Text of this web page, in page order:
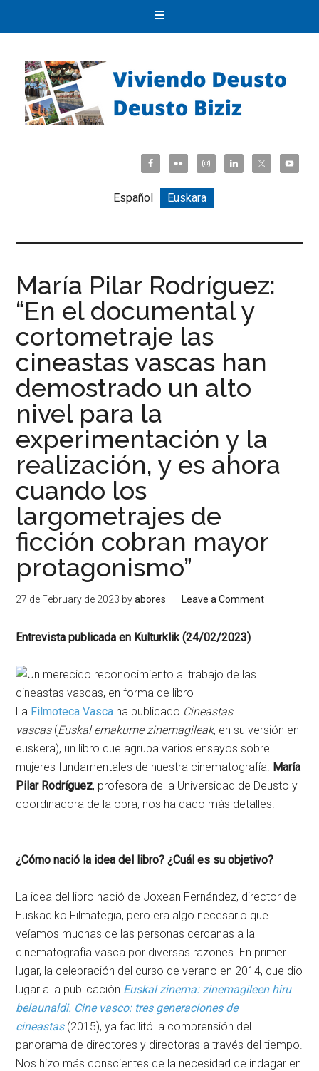
Español Euskara
María Pilar Rodríguez:
“En el documental y
cortometraje las
cineastas vascas han
demostrado un alto
nivel para la
experimentación y la
realización, y es ahora
cuando los
largometrajes de
ficción cobran mayor
protagonismo”
27 de February de 2023 byabores Leave a Comment
Entrevista publicada en Kulturklik (24/02/2023)
La Filmoteca Vasca ha publicado Cineastas
vascas(Euskal emakume zinemagileak, en su versión en
euskera), un libro que agrupa varios ensayos sobre
mujeres fundamentales de nuestra cinematografía. María
Pilar Rodríguez, profesora de la Universidad de Deusto y
coordinadora de la obra, nos ha dado más detalles.
¿Cómo nació la idea del libro? ¿Cuál es su objetivo?
La idea del libro nació de Joxean Fernández, director de
Euskadiko Filmategia, pero era algo necesario que
veíamos muchas de las personas cercanas a la
cinematografía vasca por diversas razones. En primer
lugar, la celebración del curso de verano en 2014, que dio
lugar a la publicación Euskal zinema: zinemagileen hiru
belaunaldi. Cine vasco: tres generaciones de
cineastas(2015), ya facilitó la comprensión del
panorama de directores y directoras a través del tiempo.
Nos hizo más conscientes de la necesidad de indagar en